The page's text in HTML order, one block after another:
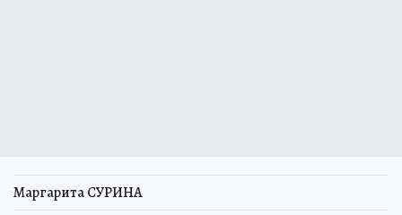
Маргарита СУРИНА